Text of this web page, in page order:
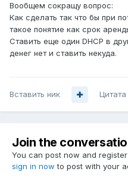
Вообщем сокращу вопрос:
Как сделать так что бы при
такое понятие как срок
Ставить еще один DHCP в
денег нет и ставить некуда.
Вставить ник Цитата
Join the
You can post now and
sign in now to post with your